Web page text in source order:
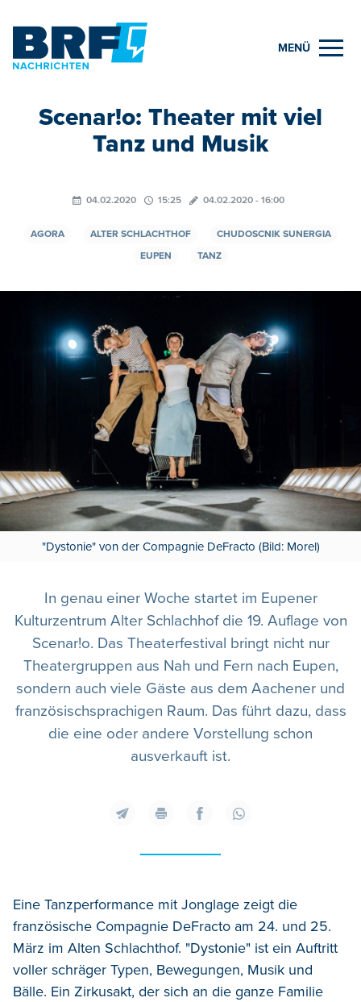
MENÜ
Scenar!o: Theater mit viel
Tanz und Musik
04.02.2020 15:25 04.02.2020 - 16:00
AGORA ALTER SCHLACHTHOF
CHUDOSCNIK SUNERGIA
EUPEN
TANZ
"Dystonie" von der Compagnie DeFracto (Bild: Morel)
In genau einer Woche startet im Eupener
Kulturzentrum Alter Schlachhof die 19. Auflage von
Scenar!o. Das Theaterfestival bringt nicht nur
Theatergruppen aus Nah und Fern nach Eupen,
sondern auch viele Gäste aus dem Aachener und
französischsprachigen Raum. Das führt dazu, dass
die eine oder andere Vorstellung schon
ausverkauft ist.
Eine Tanzperformance mit Jonglage zeigt die
französische Compagnie DeFracto am 24. und 25.
März im Alten Schlachthof. "Dystonie" ist ein Auftritt
voller schräger Typen, Bewegungen, Musik und
Bälle. Ein Zirkusakt, der sich an die ganze Familie